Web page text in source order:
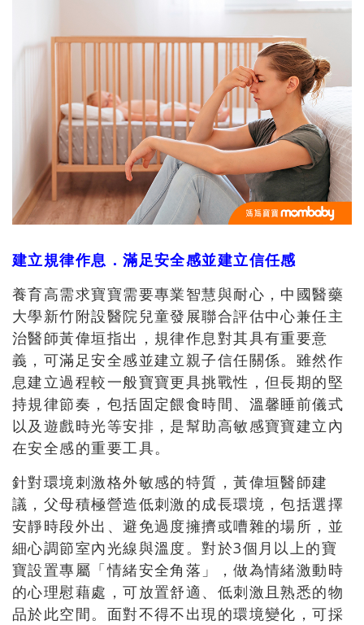
建立規律作息．滿足安全感並建立信任感
養育高需求寶寶需要專業智慧與耐心，中國醫藥
大學新竹附設醫院兒童發展聯合評估中心兼任主
治醫師黃偉垣指出，規律作息對其具有重要意
義，可滿足安全感並建立親子信任關係。雖然作
息建立過程較一般寶寶更具挑戰性，但長期的堅
持規律節奏，包括固定餵食時間、溫馨睡前儀式
以及遊戲時光等安排，是幫助高敏感寶寶建立內
在安全感的重要工具。
針對環境刺激格外敏感的特質，黃偉垣醫師建
議，父母積極營造低刺激的成長環境，包括選擇
安靜時段外出、避免過度擁擠或嘈雜的場所，並
細心調節室內光線與溫度。對於3個月以上的寶
寶設置專屬「情緒安全角落」，做為情緒激動時
的心理慰藉處，可放置舒適、低刺激且熟悉的物
品於此空間。面對不得不出現的環境變化，可採